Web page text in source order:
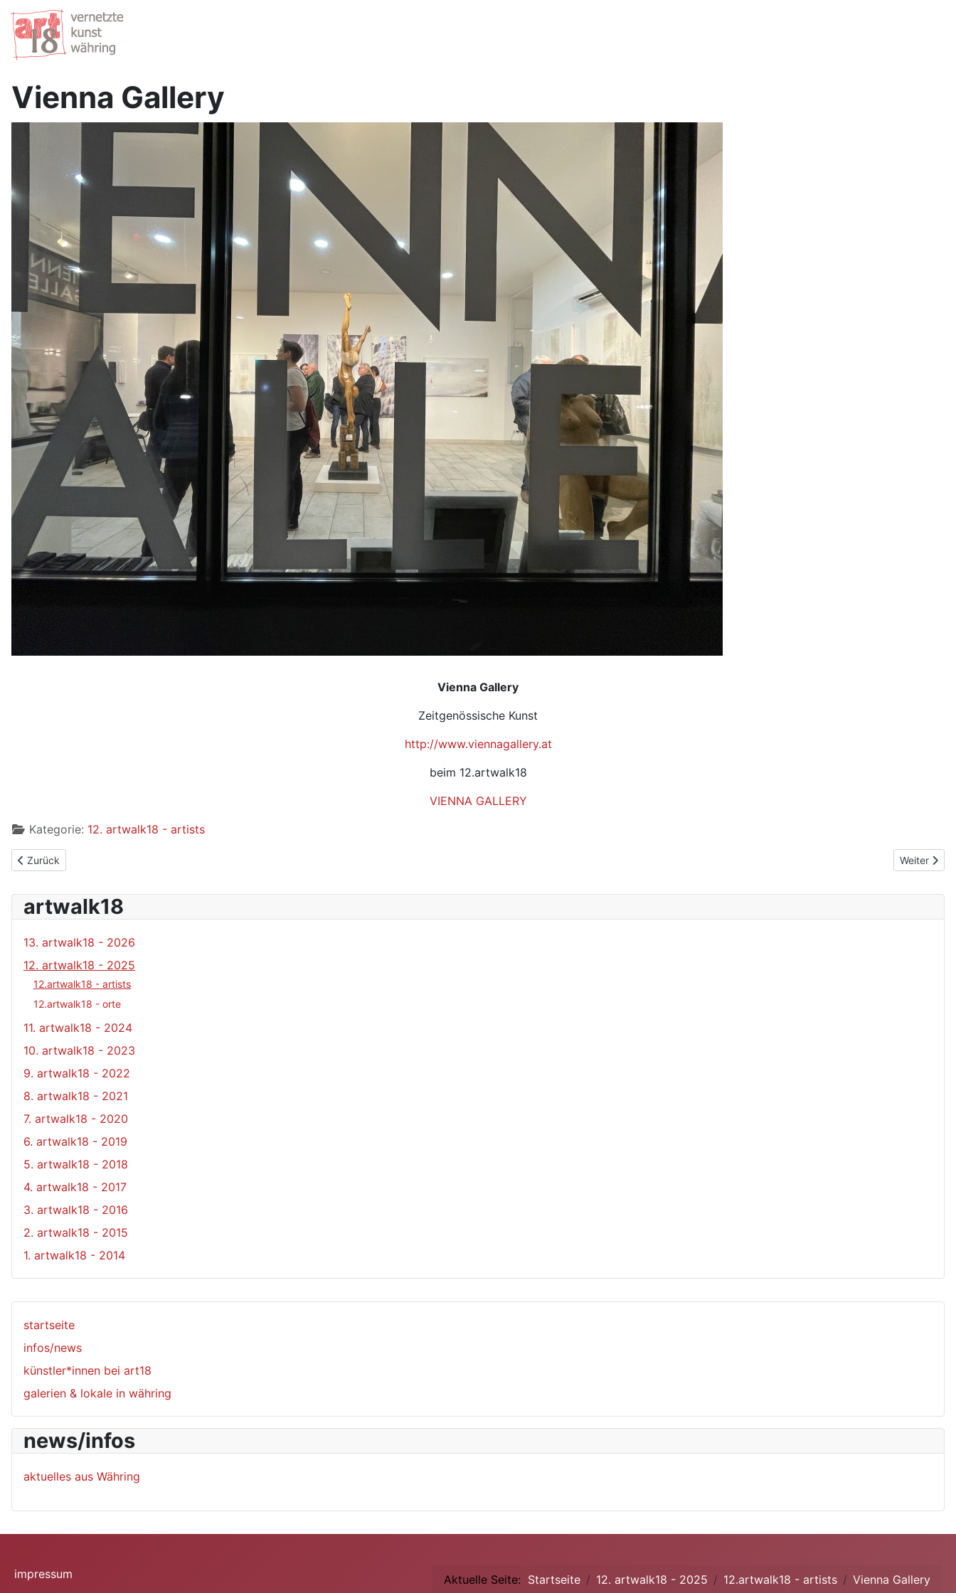
startseite
infos/news
künstler*innen bei art18
galerien & lokale in währing
news/infos
aktuelles aus Währing
Vienna Gallery
Vienna Gallery
Zeitgenössische Kunst
http://www.viennagallery.at
beim 12.artwalk18
VIENNA GALLERY
Kategorie: 12. artwalk18 - artists
Vorheriger Beitrag: Ute Walter-Scherzinger
Zurück Nächster
Weiter
artwalk18
13. artwalk18 - 2026
12. artwalk18 - 2025
12.artwalk18 - artists
12.artwalk18 - orte
11. artwalk18 - 2024
10. artwalk18 - 2023
9. artwalk18 - 2022
8. artwalk18 - 2021
7. artwalk18 - 2020
6. artwalk18 - 2019
5. artwalk18 - 2018
4. artwalk18 - 2017
3. artwalk18 - 2016
2. artwalk18 - 2015
1. artwalk18 - 2014
impressum Aktuelle Seite: Startseite 12. artwalk18 - 2025 12.artwalk18 - artists Vienna Gallery